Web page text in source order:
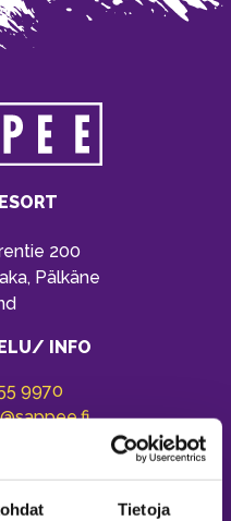
Tietoja
200
Pälkäne
INFO
9970